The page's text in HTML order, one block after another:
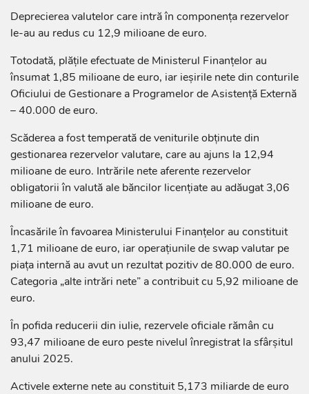
Deprecierea valutelor care intră în componența rezervelor
le-au au redus cu 12,9 milioane de euro.
Totodată, plățile efectuate de Ministerul Finanțelor au
însumat 1,85 milioane de euro, iar ieșirile nete din conturile
Oficiului de Gestionare a Programelor de Asistență Externă
– 40.000 de euro.
Scăderea a fost temperată de veniturile obținute din
gestionarea rezervelor valutare, care au ajuns la 12,94
milioane de euro. Intrările nete aferente rezervelor
obligatorii în valută ale băncilor licențiate au adăugat 3,06
milioane de euro.
Încasările în favoarea Ministerului Finanțelor au constituit
1,71 milioane de euro, iar operațiunile de swap valutar pe
piața internă au avut un rezultat pozitiv de 80.000 de euro.
Categoria „alte intrări nete” a contribuit cu 5,92 milioane de
euro.
În pofida reducerii din iulie, rezervele oficiale rămân cu
93,47 milioane de euro peste nivelul înregistrat la sfârșitul
anului 2025.
Activele externe nete au constituit 5,173 miliarde de euro